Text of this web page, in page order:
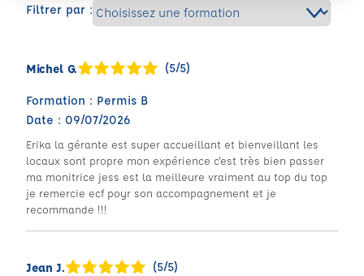
Filtrer par :
Michel G. (5/5)
Formation : Permis B
Date : 09/07/2026
Erika la gérante est super accueillant et bienveillant les
locaux sont propre mon expérience c'est très bien passer
ma monitrice jess est la meilleure vraiment au top du top
je remercie ecf poyr son accompagnement et je
recommande !!!
Jean J. (5/5)